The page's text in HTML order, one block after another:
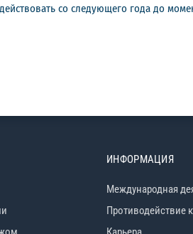
со следующего года до
ИНФОРМАЦИЯ
Международная
Противодействие